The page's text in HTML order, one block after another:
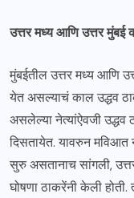
उत्तर मध्य आणि उत्तर
मुंबईतील उत्तर मध्य आणि
येत असल्याचं काल उद्धव
असलेल्या नेत्यांऐवजी उद्धव
दिसतायेत. यावरुन मविआत
सुरु असतानाच सांगली,
घोषणा ठाकरेंनी केली होती.